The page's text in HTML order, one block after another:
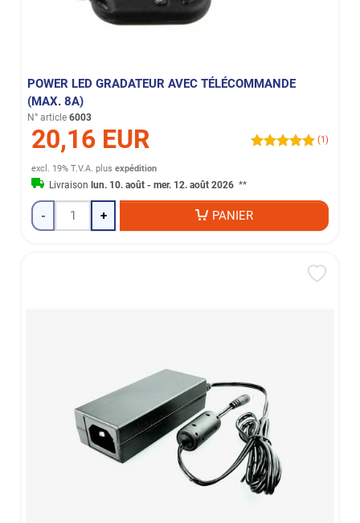
POWER LED GRADATEUR AVEC TÉLÉCOMMANDE
(MAX. 8A)
N° article 6003
20,16 EUR (1)
excl. 19% T.V.A. plusexpédition
Livraison lun. 10. août - mer. 12. août 2026 **
- + PANIER